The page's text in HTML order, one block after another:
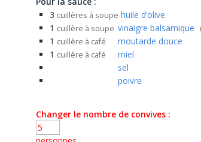
3 cuillères à soupe huile d’olive
1 cuillère à soupe vinaigre balsamique
1 cuillère à café
moutarde douce
1 cuillère à café
miel
sel
poivre
Changer le nombre de convives :